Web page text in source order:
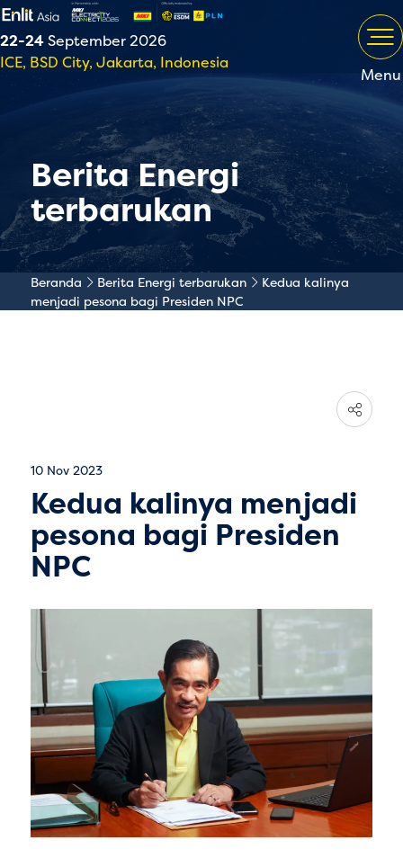
22-24September 2026
ICE, BSD City, Jakarta, Indonesia
Menu
Berita Energi
terbarukan
Beranda Berita Energi terbarukan
Kedua kalinya
menjadi pesona bagi Presiden NPC
10 Nov 2023
Kedua kalinya menjadi
pesona bagi Presiden
NPC